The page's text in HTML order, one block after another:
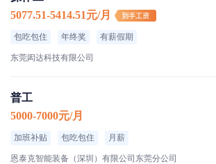
5077.51-5414.51元/月
包吃包住 年终奖 有薪假期
东莞闳达科技有限公司
普工
5000-7000元/月
加班补贴 包吃包住 月薪
恩泰克智能装备（深圳）有限公司东莞分公司